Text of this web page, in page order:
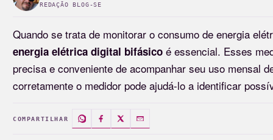
REDAÇÃO BLOG-SE
Quando se trata de monitorar o consumo de energia
energia elétrica digital bifásico é essencial. Esses
precisa e conveniente de acompanhar seu uso mensal
corretamente o medidor pode ajudá-lo a identificar
COMPARTILHAR